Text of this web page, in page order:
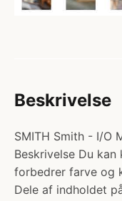
Beskrivelse
SMITH Smith - I/O
Beskrivelse Du
forbedrer farve og
Dele af indholdet